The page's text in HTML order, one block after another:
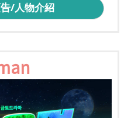
/人物介紹